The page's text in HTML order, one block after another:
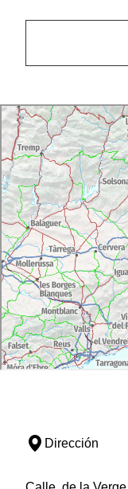
Dirección